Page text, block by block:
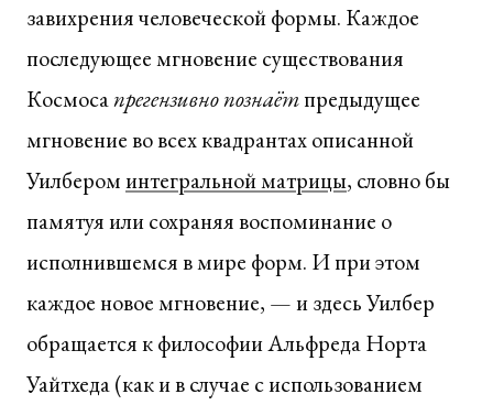
завихрения человеческой формы. Каждое
последующее мгновение существования
Космосапрегензивно познаётпредыдущее
мгновение во всех квадрантах описанной
Уилбероминтегральной матрицы, словно бы
памятуя или сохраняя воспоминание о
исполнившемся в мире форм. И при этом
каждое новое мгновение, — и здесь Уилбер
обращается к философии Альфреда Норта
Уайтхеда (как и в случае с использованием